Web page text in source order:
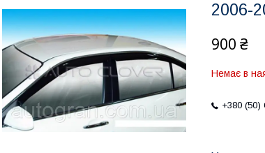
2006-
900 ₴
Немає в
+380 (50)